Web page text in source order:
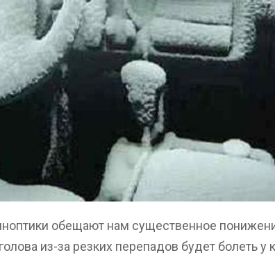
обещают нам существенное
из-за резких перепадов будет болеть у